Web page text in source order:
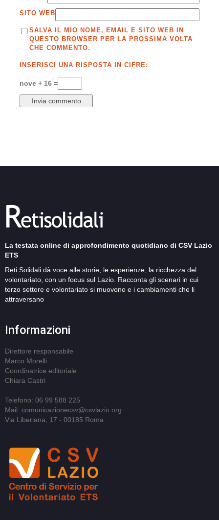
SITO WEB
SALVA IL MIO NOME, EMAIL E SITO WEB IN
QUESTO BROWSER PER LA PROSSIMA VOLTA
CHE COMMENTO.
INSERISCI UNA RISPOSTA IN CIFRE:
nove + 16 =
La testata online di approfondimento quotidiano di CSV Lazio
ETS
Reti Solidali dà voce alle storie, le esperienze, la ricchezza del
volontariato, con un focus sul Lazio. Racconta gli scenari in cui
terzo settore e volontariato si muovono e i cambiamenti che li
attraversano
Informazioni
Direttore responsabile
Marco Morelli
Coordinatrice editoriale
Chiara Castri
Telefono: 06 99 588 225
Mail: comunicazionecsv@csvlazio.org
Via Liberiana, 17 - 00185 Roma